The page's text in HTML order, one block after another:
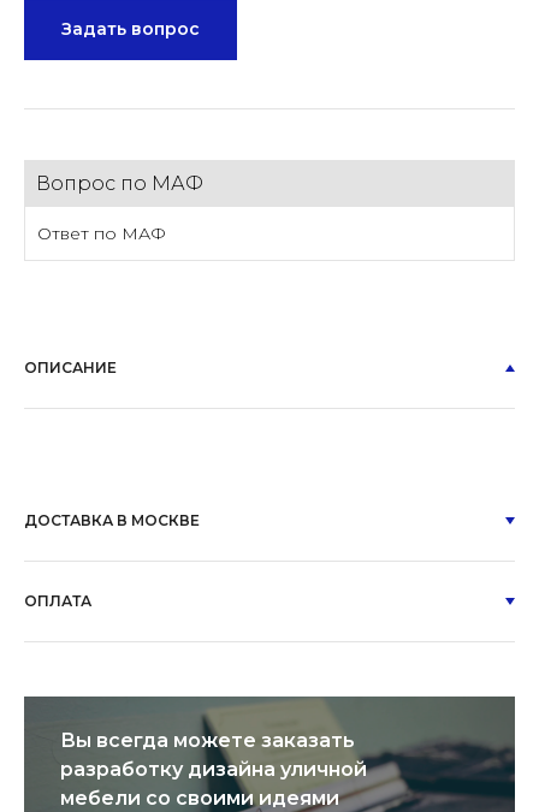
Задать вопрос
Вопрос по МАФ
Ответ по МАФ
ОПИСАНИЕ
ДОСТАВКА В МОСКВЕ
ОПЛАТА
Вы всегда можете заказать
разработку дизайна уличной
мебели со своими идеями